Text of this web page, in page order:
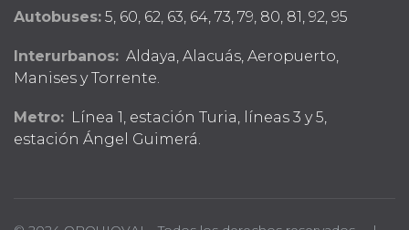
Autobuses: 5, 60, 62, 63, 64, 73, 79, 80, 81, 92, 95
Interurbanos: Aldaya, Alacuás, Aeropuerto,
Manises y Torrente.
Metro: Línea 1, estación Turia, líneas 3 y 5,
estación Ángel Guimerá.